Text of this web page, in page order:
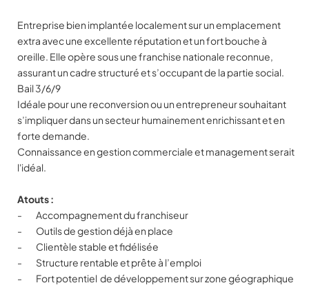
Entreprise bien implantée localement sur un emplacement
extra avec une excellente réputation et un fort bouche à
oreille. Elle opère sous une franchise nationale reconnue,
assurant un cadre structuré et s’occupant de la partie social.
Bail 3/6/9
Idéale pour une reconversion ou un entrepreneur souhaitant
s’impliquer dans un secteur humainement enrichissant et en
forte demande.
Connaissance en gestion commerciale et management serait
l'idéal.
Atouts :
- Accompagnement du franchiseur
- Outils de gestion déjà en place
- Clientèle stable et fidélisée
- Structure rentable et prête à l’emploi
- Fort potentiel de développement sur zone géographique